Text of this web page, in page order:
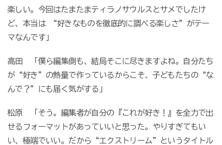
楽しい。今回はたまたまティラノサウルスとサメでしたけ
ど、本当は“好きなものを徹底的に調べる楽しさ” がテー
マなんです」
高田 「僕ら編集側も、結局そこに尽きますよね。自分たち
が“好き”の熱量で作っているからこそ、子どもたちの“な
んで？”にも届く気がする」
松原 「そう。編集者が自分の『これが好き！』を全力で出
せるフォーマットがあっていいと思った。やりすぎてもい
い、極端でいい。だから“エクストリーム”というタイトル